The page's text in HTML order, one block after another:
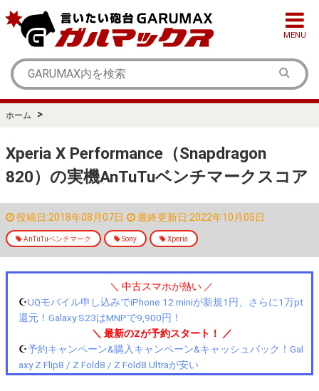
MENU
ホーム >
Xperia X Performance（Snapdragon
820）の実機AnTuTuベンチマークスコア
投稿日:2018年08月07日 最終更新日:2022年10月05日
AnTuTuベンチマーク Sony Xperia
＼ 中古スマホが熱い ／
☪️UQモバイル申し込みでiPhone 12 miniが新規1円、さらに1万pt
還元！Galaxy S23はMNPで9,900円！
＼ 最新のZが予約スタート！ ／
☪️予約キャンペーン&購入キャンペーン&キャッシュバック！Gal
axy Z Flip8 / Z Fold8 / Z Fold8 Ultraが安い